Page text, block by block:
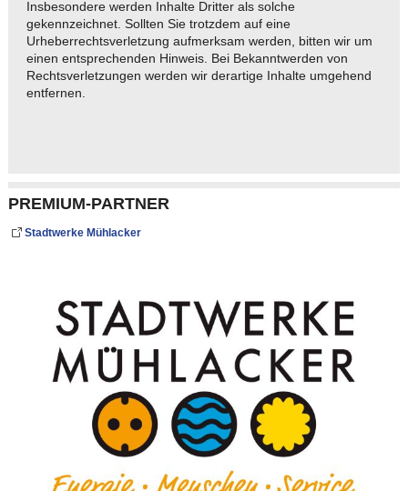
Insbesondere werden Inhalte Dritter als solche
gekennzeichnet. Sollten Sie trotzdem auf eine
Urheberrechtsverletzung aufmerksam werden, bitten wir um
einen entsprechenden Hinweis. Bei Bekanntwerden von
Rechtsverletzungen werden wir derartige Inhalte umgehend
entfernen.
PREMIUM-PARTNER
Stadtwerke Mühlacker